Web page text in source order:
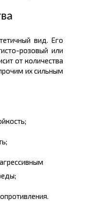
вид. Его
розовый или
от количества
их сильным